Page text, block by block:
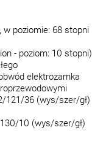
w poziomie: 68 stopni
- poziom: 10 stopni)
elektrozamka
121/36 (wys/szer/gł)
10 (wys/szer/gł)